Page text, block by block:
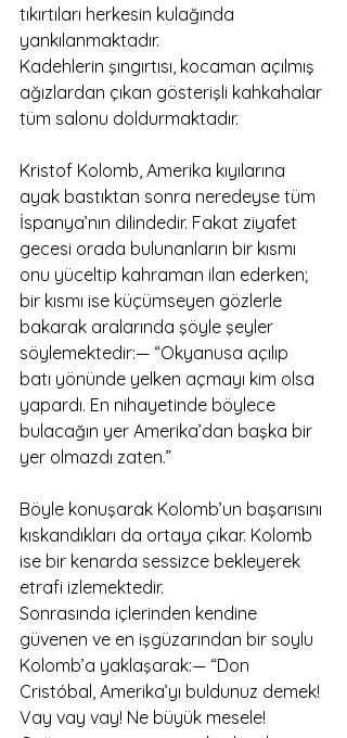
tıkırtıları herkesin kulağında
yankılanmaktadır.
Kadehlerin şıngırtısı, kocaman açılmış
ağızlardan çıkan gösterişli kahkahalar
tüm salonu doldurmaktadır.
Kristof Kolomb, Amerika kıyılarına
ayak bastıktan sonra neredeyse tüm
İspanya’nın dilindedir. Fakat ziyafet
gecesi orada bulunanların bir kısmı
onu yüceltip kahraman ilan ederken;
bir kısmı ise küçümseyen gözlerle
bakarak aralarında şöyle şeyler
söylemektedir:— “Okyanusa açılıp
batı yönünde yelken açmayı kim olsa
yapardı. En nihayetinde böylece
bulacağın yer Amerika’dan başka bir
yer olmazdı zaten.”
Böyle konuşarak Kolomb’un başarısını
kıskandıkları da ortaya çıkar. Kolomb
ise bir kenarda sessizce bekleyerek
etrafi izlemektedir.
Sonrasında içlerinden kendine
güvenen ve en işgüzarından bir soylu
Kolomb’a yaklaşarak:— “Don
Cristóbal, Amerika’yı buldunuz demek!
Vay vay vay! Ne büyük mesele!